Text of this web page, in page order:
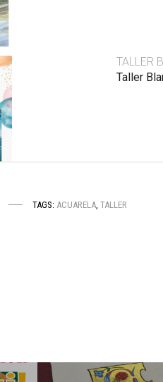
TALLER
Taller
TAGS: ACUARELA, TALLER